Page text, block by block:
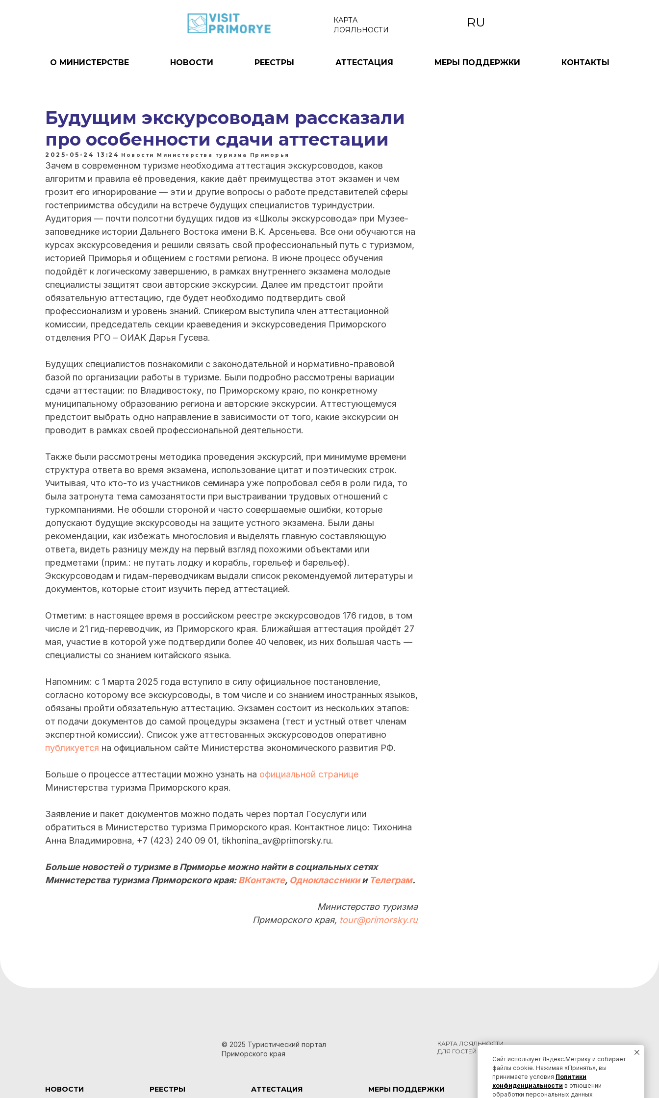
RU
КАРТА
ЛОЯЛЬНОСТИ
О МИНИСТЕРСТВЕ НОВОСТИ РЕЕСТРЫ АТТЕСТАЦИЯ МЕРЫ ПОДДЕРЖКИ КОНТАКТЫ
Будущим экскурсоводам рассказали
про особенности сдачи аттестации
2025-05-24 13:24 Новости Министерства туризма Приморья
Зачем в современном туризме необходима аттестация экскурсоводов, каков
алгоритм и правила её проведения, какие даёт преимущества этот экзамен и чем
грозит его игнорирование — эти и другие вопросы о работе представителей сферы
гостеприимства обсудили на встрече будущих специалистов туриндустрии.
Аудитория — почти полсотни будущих гидов из «Школы экскурсовода» при Музее-
заповеднике истории Дальнего Востока имени В.К. Арсеньева. Все они обучаются на
курсах экскурсоведения и решили связать свой профессиональный путь с туризмом,
историей Приморья и общением с гостями региона. В июне процесс обучения
подойдёт к логическому завершению, в рамках внутреннего экзамена молодые
специалисты защитят свои авторские экскурсии. Далее им предстоит пройти
обязательную аттестацию, где будет необходимо подтвердить свой
профессионализм и уровень знаний. Спикером выступила член аттестационной
комиссии, председатель секции краеведения и экскурсоведения Приморского
отделения РГО – ОИАК Дарья Гусева.
Будущих специалистов познакомили с законодательной и нормативно-правовой
базой по организации работы в туризме. Были подробно рассмотрены вариации
сдачи аттестации: по Владивостоку, по Приморскому краю, по конкретному
муниципальному образованию региона и авторские экскурсии. Аттестующемуся
предстоит выбрать одно направление в зависимости от того, какие экскурсии он
проводит в рамках своей профессиональной деятельности.
Также были рассмотрены методика проведения экскурсий, при минимуме времени
структура ответа во время экзамена, использование цитат и поэтических строк.
Учитывая, что кто-то из участников семинара уже попробовал себя в роли гида, то
была затронута тема самозанятости при выстраивании трудовых отношений с
туркомпаниями. Не обошли стороной и часто совершаемые ошибки, которые
допускают будущие экскурсоводы на защите устного экзамена. Были даны
рекомендации, как избежать многословия и выделять главную составляющую
ответа, видеть разницу между на первый взгляд похожими объектами или
предметами (прим.: не путать лодку и корабль, горельеф и барельеф).
Экскурсоводам и гидам-переводчикам выдали список рекомендуемой литературы и
документов, которые стоит изучить перед аттестацией.
Отметим: в настоящее время в российском реестре экскурсоводов 176 гидов, в том
числе и 21 гид-переводчик, из Приморского края. Ближайшая аттестация пройдёт 27
мая, участие в которой уже подтвердили более 40 человек, из них большая часть —
специалисты со знанием китайского языка.
Напомним: с 1 марта 2025 года вступило в силу официальное постановление,
согласно которому все экскурсоводы, в том числе и со знанием иностранных языков,
обязаны пройти обязательную аттестацию. Экзамен состоит из нескольких этапов:
от подачи документов до самой процедуры экзамена (тест и устный ответ членам
экспертной комиссии). Список уже аттестованных экскурсоводов оперативно
публикуется на официальном сайте Министерства экономического развития РФ.
Больше о процессе аттестации можно узнать на официальной странице
Министерства туризма Приморского края.
Заявление и пакет документов можно подать через портал Госуслуги или
обратиться в Министерство туризма Приморского края. Контактное лицо: Тихонина
Анна Владимировна, +7 (423) 240 09 01, tikhonina_av@primorsky.ru.
Больше новостей о туризме в Приморье можно найти в социальных сетях
Министерства туризма Приморского края:ВКонтакте, Одноклассникии Телеграм.
Министерство туризма
Приморского края, tour@primorsky.ru
© 2025 Туристический портал
Приморского края
КАРТА ЛОЯЛЬНОСТИ
ДЛЯ ГОСТЕЙ КРАЯ
НОВОСТИ РЕЕСТРЫ АТТЕСТАЦИЯ МЕРЫ ПОДДЕРЖКИ КОНТАКТЫ
Сайт использует Яндекс.Метрику и собирает
файлы cookie. Нажимая «Принять», вы
принимаете условия Политики
конфиденциальности в отношении
обработки персональных данных